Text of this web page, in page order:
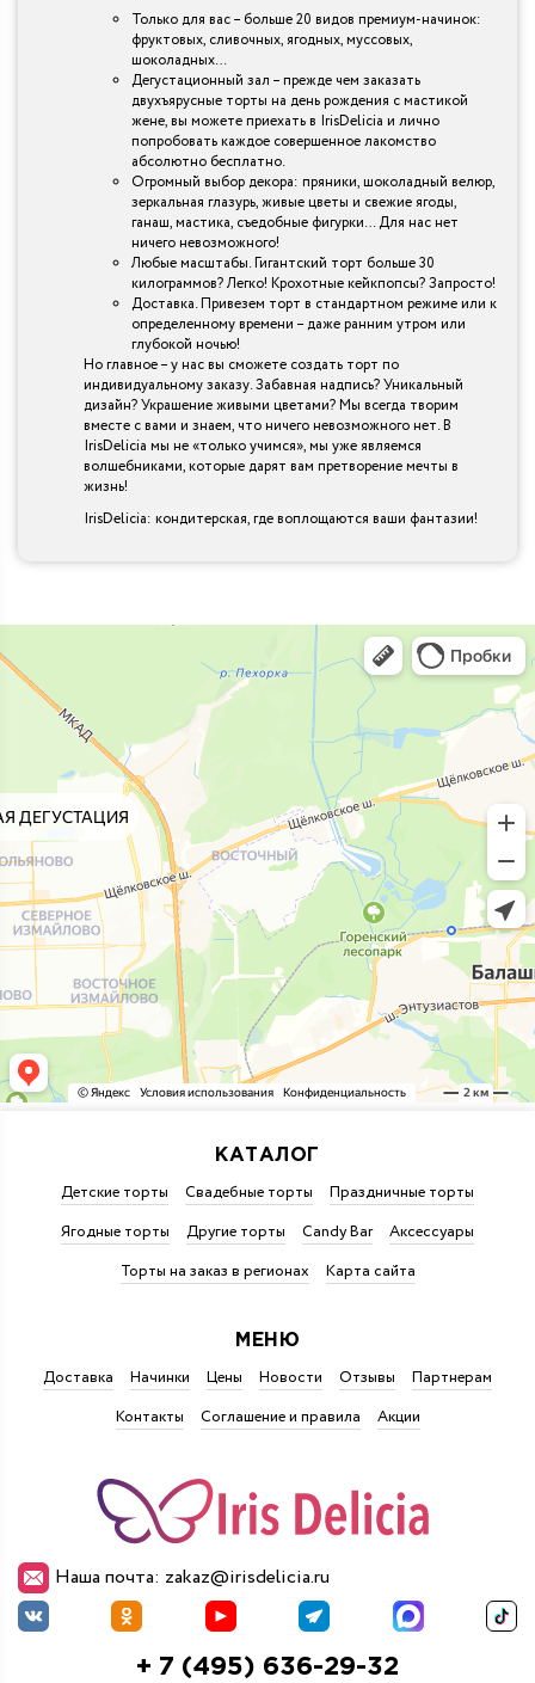
Только для вас – больше 20 видов премиум-начинок:
фруктовых, сливочных, ягодных, муссовых,
шоколадных…
Дегустационный зал – прежде чем заказать
двухъярусные торты на день рождения с мастикой
жене, вы можете приехать в IrisDelicia и лично
попробовать каждое совершенное лакомство
абсолютно бесплатно.
Огромный выбор декора: пряники, шоколадный велюр,
зеркальная глазурь, живые цветы и свежие ягоды,
ганаш, мастика, съедобные фигурки… Для нас нет
ничего невозможного!
Любые масштабы. Гигантский торт больше 30
килограммов? Легко! Крохотные кейкпопсы? Запросто!
Доставка. Привезем торт в стандартном режиме или к
определенному времени – даже ранним утром или
глубокой ночью!
Но главное – у нас вы сможете создать торт по
индивидуальному заказу. Забавная надпись? Уникальный
дизайн? Украшение живыми цветами? Мы всегда творим
вместе с вами и знаем, что ничего невозможного нет. В
IrisDelicia мы не «только учимся», мы уже являемся
волшебниками, которые дарят вам претворение мечты в
жизнь!
IrisDelicia: кондитерская, где воплощаются ваши фантазии!
Наша почта: zakaz@irisdelicia.ru
+ 7 (495) 636-29-32
КАТАЛОГ
Детские торты Свадебные торты
Праздничные торты
Ягодные торты
Другие торты Candy Bar
Аксессуары
Торты на заказ в регионах
Карта сайта
МЕНЮ
Доставка Начинки Цены Новости Отзывы
Партнерам
Контакты
Соглашение и правила Акции